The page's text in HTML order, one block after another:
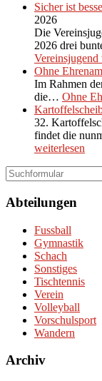
Sicher ist
2026
Die
2026 drei
Vereinsjugend
Ohne
Im Rahmen
die… Ohne
32.
findet die
weiterlesen
Abteilungen
Fussball
Gymnastik
Schach
Sonstiges
Tischtennis
Verein
Volleyball
Vorschulsport
Wandern
Archiv